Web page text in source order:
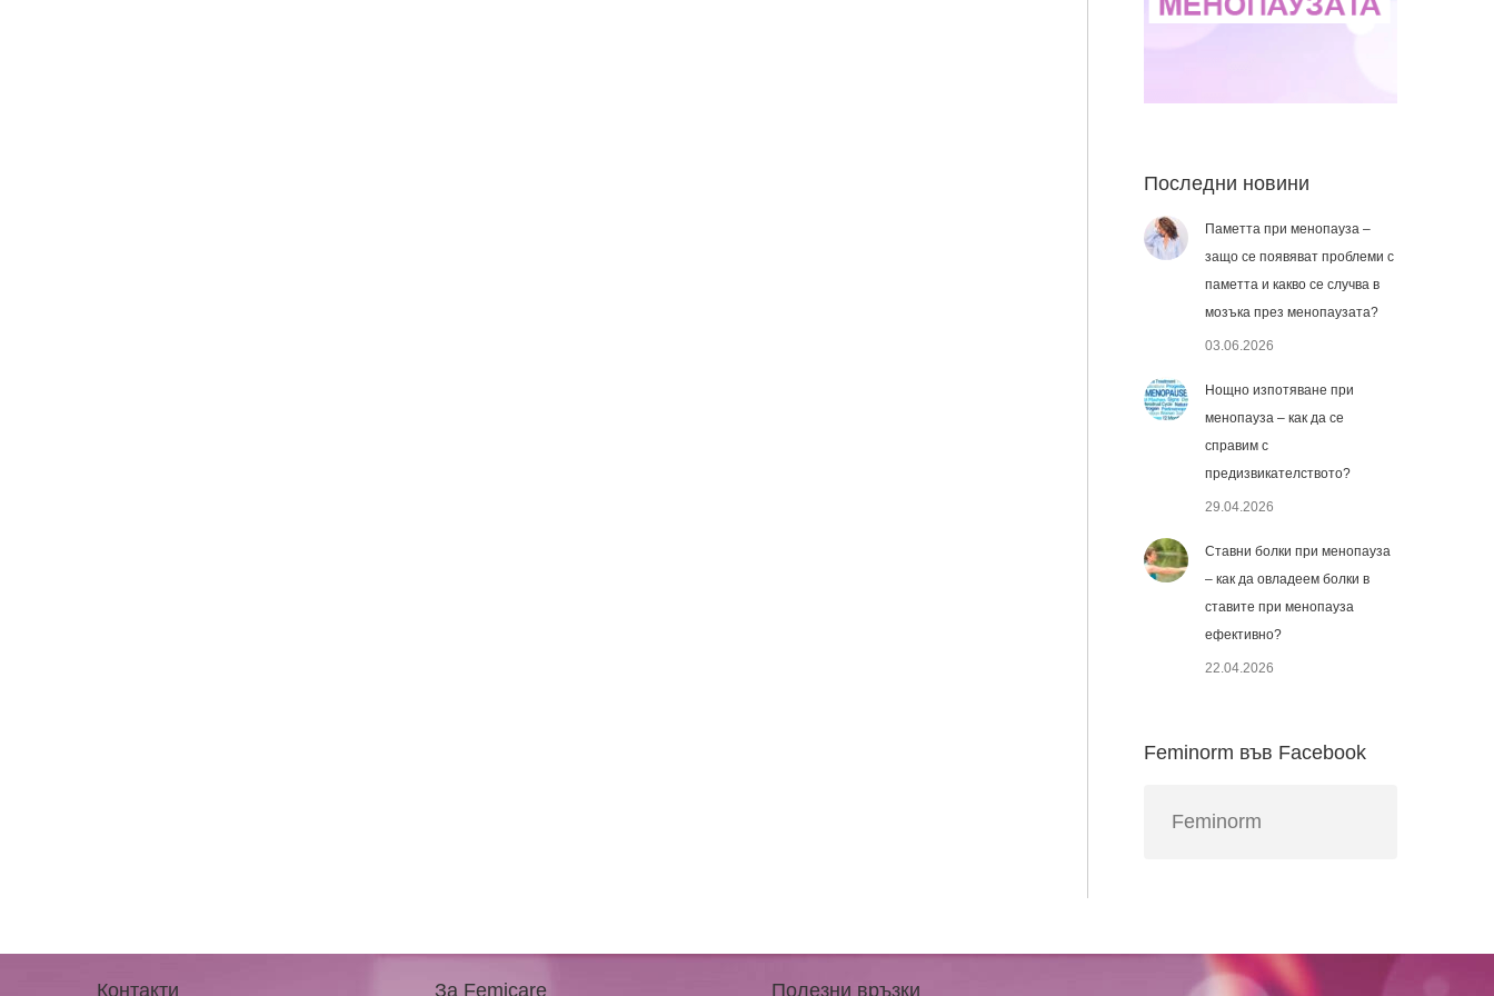
Последни новини
Паметта при менопауза –
защо се появяват проблеми с
паметта и какво се случва в
мозъка през менопаузата?
03.06.2026
Нощно изпотяване при
менопауза – как да се
справим с
предизвикателството?
29.04.2026
Ставни болки при менопауза
– как да овладеем болки в
ставите при менопауза
ефективно?
22.04.2026
Feminorm във Facebook
Feminorm
Контакти За Femicare Полезни връзки